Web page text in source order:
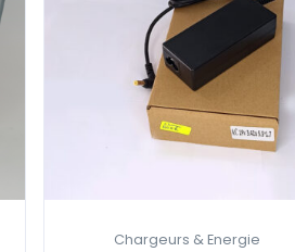
Chargeurs & Energie